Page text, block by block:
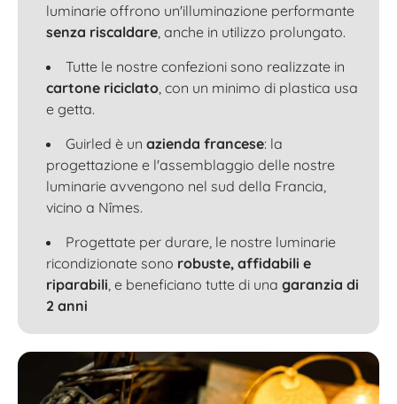
luminarie offrono un'illuminazione performante
senza riscaldare , anche in utilizzo prolungato.
Tutte le nostre confezioni sono realizzate in
cartone riciclato , con un minimo di plastica usa
e getta.
Guirled è un azienda francese: la
progettazione e l'assemblaggio delle nostre
luminarie avvengono nel sud della Francia,
vicino a Nîmes.
Progettate per durare, le nostre luminarie
ricondizionate sono robuste, affidabili e
riparabili , e beneficiano tutte di una garanzia di
2 anni